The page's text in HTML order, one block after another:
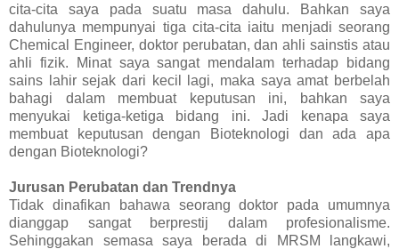
cita-cita saya pada suatu masa dahulu. Bahkan saya
dahulunya mempunyai tiga cita-cita iaitu menjadi seorang
Chemical Engineer, doktor perubatan, dan ahli sainstis atau
ahli fizik. Minat saya sangat mendalam terhadap bidang
sains lahir sejak dari kecil lagi, maka saya amat berbelah
bahagi dalam membuat keputusan ini, bahkan saya
menyukai ketiga-ketiga bidang ini. Jadi kenapa saya
membuat keputusan dengan Bioteknologi dan ada apa
dengan Bioteknologi?
Jurusan Perubatan dan Trendnya
Tidak dinafikan bahawa seorang doktor pada umumnya
dianggap sangat berprestij dalam profesionalisme.
Sehinggakan semasa saya berada di MRSM langkawi,